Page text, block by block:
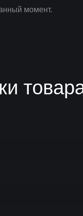
момент.